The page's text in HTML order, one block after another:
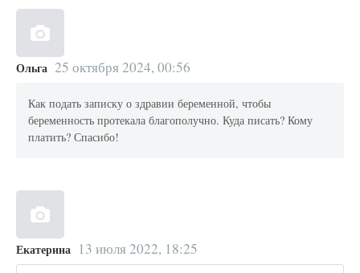
Ольга 25 октября 2024, 00:56
Как подать записку о здравии беременной, чтобы
беременность протекала благополучно. Куда писать? Кому
платить? Спасибо!
Екатерина 13 июля 2022, 18:25